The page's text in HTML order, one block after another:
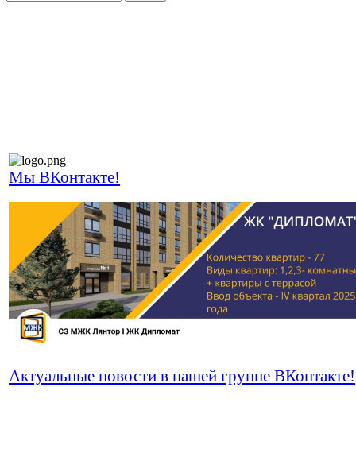
Мы ВКонтакте!
Актуальные новости в нашей группе ВКонтакте!